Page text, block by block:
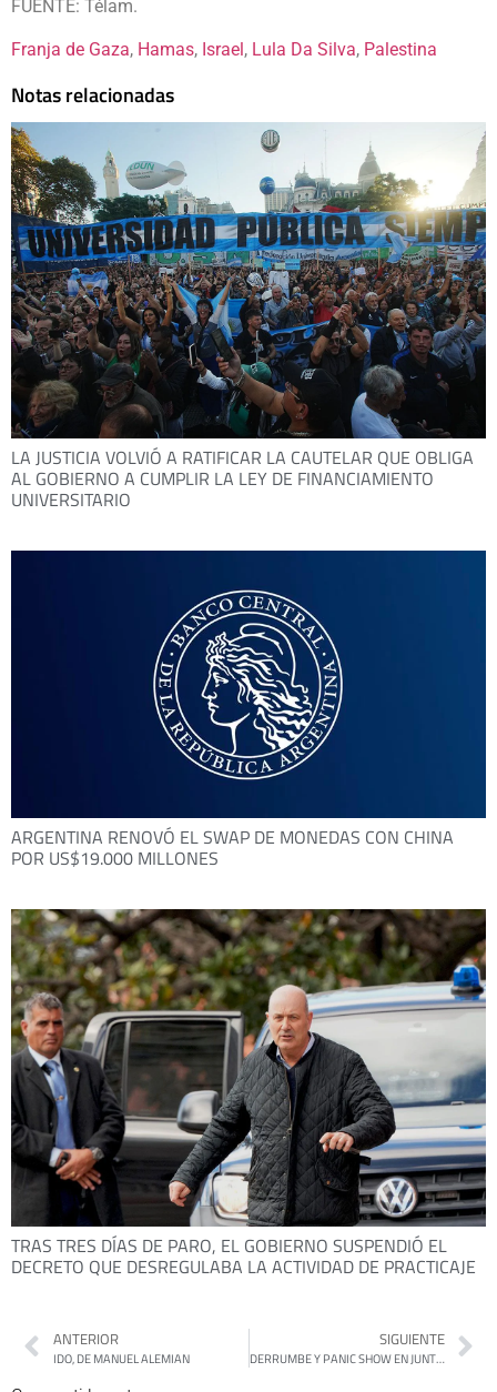
FUENTE: Télam.
Franja de Gaza, Hamas, Israel, Lula Da Silva, Palestina
Notas relacionadas
LA JUSTICIA VOLVIÓ A RATIFICAR LA CAUTELAR QUE OBLIGA
AL GOBIERNO A CUMPLIR LA LEY DE FINANCIAMIENTO
UNIVERSITARIO
ARGENTINA RENOVÓ EL SWAP DE MONEDAS CON CHINA
POR US$19.000 MILLONES
TRAS TRES DÍAS DE PARO, EL GOBIERNO SUSPENDIÓ EL
DECRETO QUE DESREGULABA LA ACTIVIDAD DE PRACTICAJE
ANTERIOR
IDO, DE MANUEL ALEMIAN
SIGUIENTE
DERRUMBE Y PANIC SHOW EN JUNTOS POR EL CAMBIO